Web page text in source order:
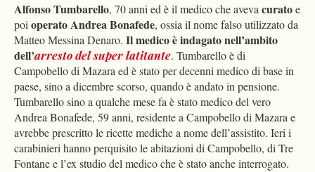
Alfonso Tumbarello, 70 anni ed è il medico che avevacuratoe
poioperato Andrea Bonafede, ossia il nome falso utilizzato da
Matteo Messina Denaro. Il medico è indagato nell’ambito
dell’arresto del super latitante. Tumbarello è di
Campobello di Mazara ed è stato per decenni medico di base in
paese, sino a dicembre scorso, quando è andato in pensione.
Tumbarello sino a qualche mese fa è stato medico del vero
Andrea Bonafede, 59 anni, residente a Campobello di Mazara e
avrebbe prescritto le ricette mediche a nome dell’assistito. Ieri i
carabinieri hanno perquisito le abitazioni di Campobello, di Tre
Fontane e l’ex studio del medico che è stato anche interrogato.